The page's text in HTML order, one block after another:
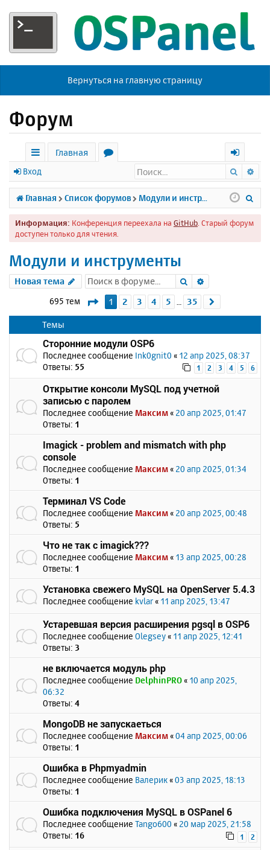
Вернуться на главную страницу
Форум
с
ы
л
к
Главная
р
у
м
х
о
д
Вход Поиск
Главная Список форумов Модули и инструменты
Информация: Конференция переехала на GitHub . Старый форум
доступен только для чтения.
Модули и инструменты
Новая тема Поиск
695 тем Страница1 из 35
1 2 3 4 5 35
Темы
Сторонние модули OSP6
Последнее сообщение Ink0gnit0 « 12 апр 2025, 08:37
Ответы: 55 1 2 3 4 5 6
Открытие консоли MySQL под учетной
записью с паролем
Последнее сообщение Максим « 20 апр 2025, 01:47
Ответы: 1
Imagick - problem and mismatch with php
console
Последнее сообщение Максим « 20 апр 2025, 01:34
Ответы: 1
Терминал VS Code
Последнее сообщение Максим « 20 апр 2025, 00:48
Ответы: 5
Что не так с imagick???
Последнее сообщение Максим « 13 апр 2025, 00:28
Ответы: 1
Установка свежего MySQL на OpenServer 5.4.3
Последнее сообщение kvlar « 11 апр 2025, 13:47
Устаревшая версия расширения pgsql в OSP6
Последнее сообщение Olegsey « 11 апр 2025, 12:41
Ответы: 3
не включается модуль php
Последнее сообщение DelphinPRO « 10 апр 2025,
06:32
Ответы: 4
MongoDB не запускаеться
Последнее сообщение Максим «04 апр 2025, 00:06
Ответы: 1
Ошибка в Phpmyadmin
Последнее сообщение Валерик «03 апр 2025, 18:13
Ответы: 1
Ошибка подключения MySQL в OSPanel 6
Последнее сообщение Tango600 « 20 мар 2025, 21:58
Ответы: 16 1 2